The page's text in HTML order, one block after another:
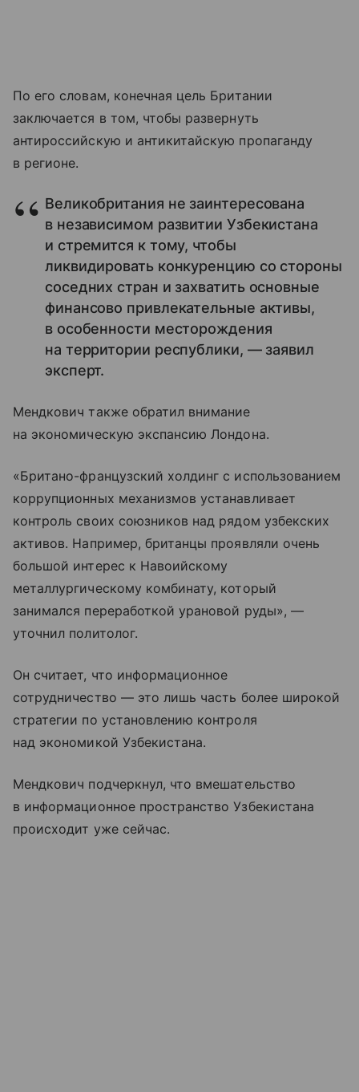
По его словам, конечная цель Британии
заключается в том, чтобы развернуть
антироссийскую и антикитайскую пропаганду
в регионе.
Великобритания не заинтересована
в независимом развитии Узбекистана
и стремится к тому, чтобы
ликвидировать конкуренцию со стороны
соседних стран и захватить основные
финансово привлекательные активы,
в особенности месторождения
на территории республики, — заявил
эксперт.
Мендкович также обратил внимание
на экономическую экспансию Лондона.
«Британо-французский холдинг с использованием
коррупционных механизмов устанавливает
контроль своих союзников над рядом узбекских
активов. Например, британцы проявляли очень
большой интерес к Навоийскому
металлургическому комбинату, который
занимался переработкой урановой руды», —
уточнил политолог.
Он считает, что информационное
сотрудничество — это лишь часть более широкой
стратегии по установлению контроля
над экономикой Узбекистана.
Мендкович подчеркнул, что вмешательство
в информационное пространство Узбекистана
происходит уже сейчас.